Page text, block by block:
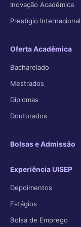
Inovação Acadêmica
Prestígio Internacional
Oferta Acadêmica
Bacharelado
Mestrados
Diplomas
Doutorados
Bolsas e Admissão
Experiência UISEP
Depoimentos
Estágios
Bolsa de Emprego